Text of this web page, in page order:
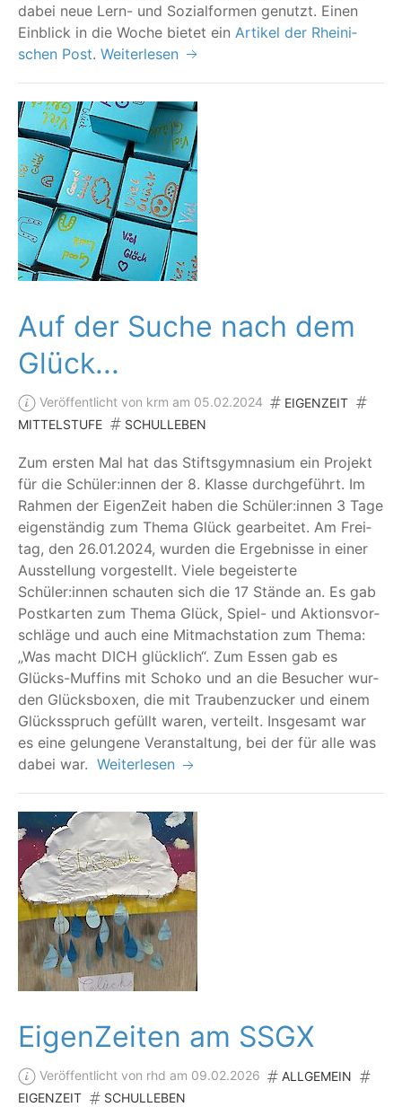
dabei neue Lern- und Sozi­al­for­men genutzt. Einen
Ein­blick in die Woche bie­tet ein Arti­kel der Rhei­ni­
schen Post. Weiterlesen
Auf der Suche nach dem
Glück...
Veröffentlicht von krm am 05.02.2024
EIGENZEIT
MITTELSTUFE
SCHULLEBEN
Zum ers­ten Mal hat das Stifts­gym­na­si­um ein Pro­jekt
für die Schüler:innen der 8. Klas­se durch­ge­führt. Im
Rah­men der Eigen­Zeit haben die Schüler:innen 3 Tage
eigen­stän­dig zum The­ma Glück gear­bei­tet. Am Frei­
tag, den 26.01.2024, wur­den die Ergeb­nis­se in einer
Aus­stel­lung vor­ge­stellt. Vie­le begeis­ter­te
Schüler:innen schau­ten sich die 17 Stän­de an. Es gab
Post­kar­ten zum The­ma Glück, Spiel- und Akti­ons­vor­
schlä­ge und auch eine Mit­mach­sta­ti­on zum The­ma:
„Was macht DICH glück­lich“. Zum Essen gab es
Glücks-Muf­fins mit Scho­ko und an die Besu­cher wur­
den Glücks­bo­xen, die mit Trau­ben­zu­cker und einem
Glücks­spruch gefüllt waren, ver­teilt. Ins­ge­samt war
es eine gelun­ge­ne Ver­an­stal­tung, bei der für alle was
dabei war. Weiterlesen
EigenZeiten am SSGX
Veröffentlicht von rhd am 09.02.2026
ALLGEMEIN
EIGENZEIT
SCHULLEBEN